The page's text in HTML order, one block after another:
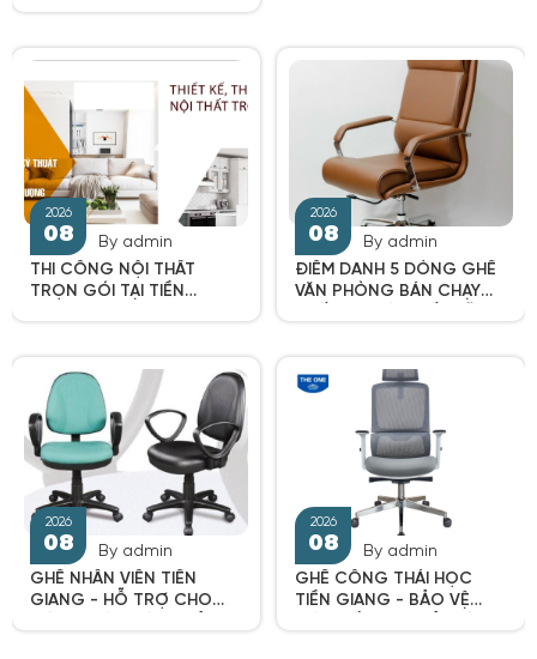
08
2026
08
By admin
THI CÔNG NỘI THẤT
TRỌN GÓI TẠI TIỀN
By admin
ĐIỂM DANH 5 DÒNG GHẾ
VĂN PHÒNG BÁN CHẠY
By admin
GHẾ NHÂN VIÊN TIỀN
GIANG - HỖ TRỢ CHO
By admin
GHẾ CÔNG THÁI HỌC
TIỀN GIANG - BẢO VỆ